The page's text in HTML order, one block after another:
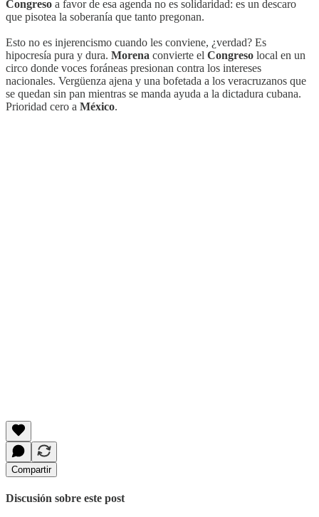
Congreso a favor de esa agenda no es solidaridad: es un descaro
que pisotea la soberanía que tanto pregonan.
Esto no es injerencismo cuando les conviene, ¿verdad? Es
hipocresía pura y dura. Morena convierte el Congreso local en un
circo donde voces foráneas presionan contra los intereses
nacionales. Vergüenza ajena y una bofetada a los veracruzanos que
se quedan sin pan mientras se manda ayuda a la dictadura cubana.
Prioridad cero a México.
Compartir
Discusión sobre este post